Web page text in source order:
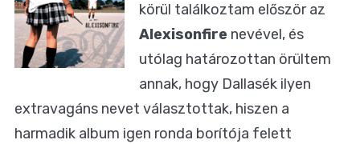
körül találkoztam először az
Alexisonfire nevével, és
utólag határozottan örültem
annak, hogy Dallasék ilyen
extravagáns nevet választottak, hiszen a
harmadik album igen ronda borítója felett